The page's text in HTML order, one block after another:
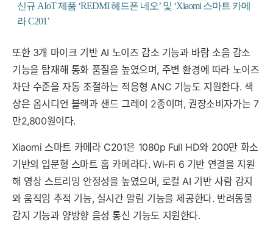
신규 AIoT 제품 ‘REDMI 헤드폰 네오’ 및 ‘Xiaomi 스마트 카메
라 C201’
또한 3개 마이크 기반 AI 노이즈 감소 기능과 바람 소음 감소
기능을 탑재해 통화 품질을 높였으며, 주변 환경에 따라 노이즈
차단 수준을 자동 조절하는 적응형 ANC 기능도 지원한다. 색
상은 옵시디언 블랙과 샌드 그레이 2종이며, 권장소비자가는 7
만2,800원이다.
Xiaomi 스마트 카메라 C201은 1080p Full HD와 200만 화소
기반의 입문형 스마트 홈 카메라다. Wi-Fi 6 기반 연결을 지원
해 영상 스트리밍 안정성을 높였으며, 로컬 AI 기반 사람 감지
와 움직임 추적 기능, 실시간 알림 기능을 제공한다. 반려동물
감지 기능과 양방향 음성 통신 기능도 지원한다.